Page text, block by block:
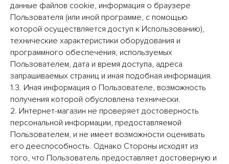
данные файлов cookie, информация о браузере
Пользователя (или иной программе, с помощью
которой осуществляется доступ к Использованию),
технические характеристики оборудования и
программного обеспечения, используемых
Пользователем, дата и время доступа, адреса
запрашиваемых страниц и иная подобная информация.
1.3. Иная информация о Пользователе, возможность
получения которой обусловлена технически.
2. Интернет-магазин не проверяет достоверность
персональной информации, предоставляемой
Пользователем, и не имеет возможности оценивать
его дееспособность. Однако Стороны исходят из
того, что Пользователь предоставляет достоверную и